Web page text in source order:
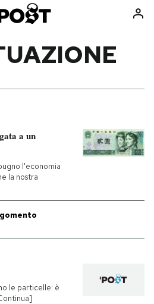
Consumismi
Ok Boomer!
Europa
Mondiali calcio 2026
a un
l'economia
la nostra
le particelle: è